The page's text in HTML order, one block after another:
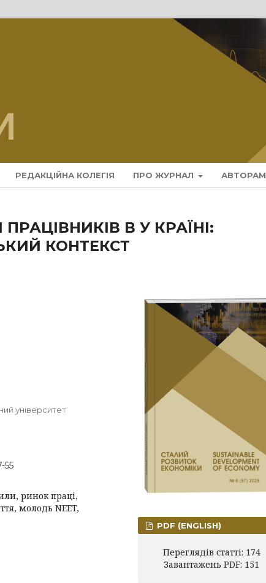
РЕДАКЦІЙНА КОЛЕГІЯ ПРО ЖУРНАЛ АВТОРАМ
В У КРАЇНІ:
КОНТЕКСТ
університет
55
ринок праці,
молодь NEET,
PDF (ENGLISH)
Переглядів статті: 174
Завантажень PDF: 151